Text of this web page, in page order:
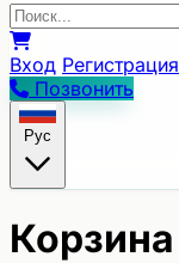
Вход Регистрация
Позвонить
Рус
Корзина